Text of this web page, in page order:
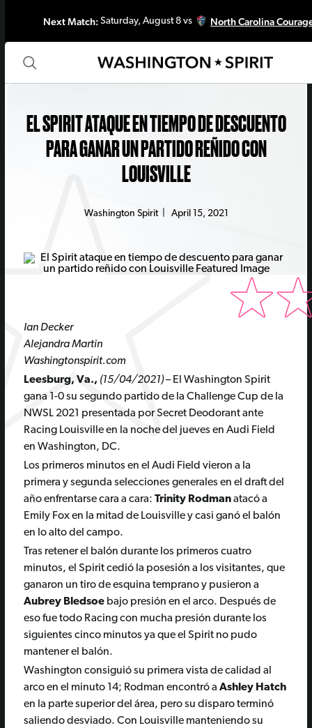
Next Match:Saturday, August 8 vs North Carolina
EL SPIRIT ATAQUE EN TIEMPO DE DESCUENTO
PARA GANAR UN PARTIDO REÑIDO CON
LOUISVILLE
Washington Spirit| April 15, 2021
Ian Decker
Alejandra Martin
Washingtonspirit.com
Leesburg, Va., (15/04/2021)– El Washington Spirit
gana 1-0 su segundo partido de la Challenge Cup de la
NWSL 2021 presentada por Secret Deodorant ante
Racing Louisville en la noche del jueves en Audi Field
en Washington, DC.
Los primeros minutos en el Audi Field vieron a la
primera y segunda selecciones generales en el draft del
año enfrentarse cara a cara: Trinity Rodmanatacó a
Emily Fox en la mitad de Louisville y casi ganó el balón
en lo alto del campo.
Tras retener el balón durante los primeros cuatro
minutos, el Spirit cedió la posesión a los visitantes, que
ganaron un tiro de esquina temprano y pusieron a
Aubrey Bledsoebajo presión en el arco. Después de
eso fue todo Racing con mucha presión durante los
siguientes cinco minutos ya que el Spirit no pudo
mantener el balón.
Washington consiguió su primera vista de calidad al
arco en el minuto 14; Rodman encontró a Ashley Hatch
en la parte superior del área, pero su disparo terminó
saliendo desviado. Con Louisville manteniendo su